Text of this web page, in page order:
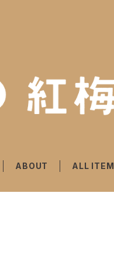
ABOUT ALL ITEM